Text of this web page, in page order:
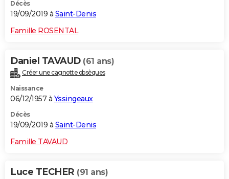
Décès
19/09/2019 à Saint-Denis
Famille ROSENTAL
Daniel TAVAUD (61 ans)
Créer une cagnotte obsèques
Naissance
06/12/1957 à Yssingeaux
Décès
19/09/2019 à Saint-Denis
Famille TAVAUD
Luce TECHER (91 ans)